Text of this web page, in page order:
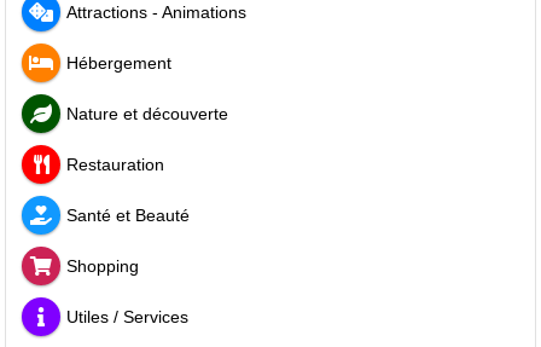
Attractions - Animations
Hébergement
Nature et découverte
Restauration
Santé et Beauté
Shopping
Utiles / Services